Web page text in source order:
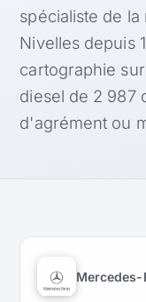
spécialiste de
Nivelles depuis
cartographie
diesel de 2 987
d'agrément ou
Mercedes-